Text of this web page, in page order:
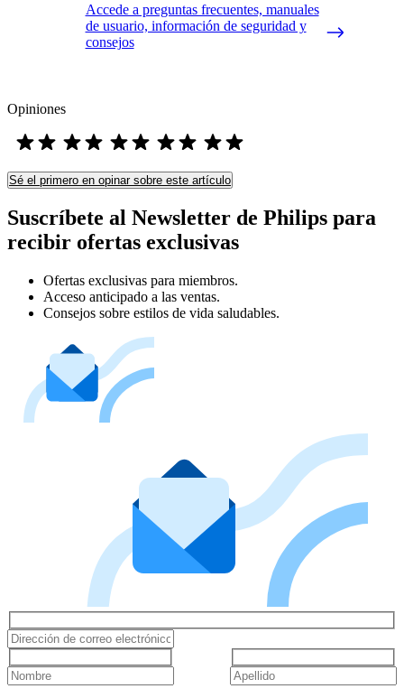
Accede a preguntas frecuentes, manuales
de usuario, información de seguridad y
consejos
Opiniones
Sé el primero en opinar sobre este artículo
Suscríbete al Newsletter de Philips para
recibir ofertas exclusivas
Ofertas exclusivas para miembros.
Acceso anticipado a las ventas.
Consejos sobre estilos de vida saludables.